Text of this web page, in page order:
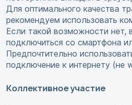
Для оптимального качества
рекомендуем использовать
Если такой возможности нет,
подключиться со смартфона
Предпочтительно
подключение к интернету (не
Коллективное участие